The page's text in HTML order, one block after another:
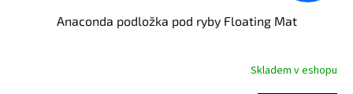
Anaconda podložka pod ryby Floating Mat
Skladem v eshopu